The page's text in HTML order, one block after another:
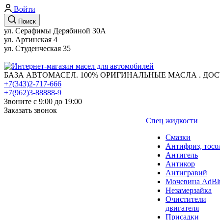
Войти
Поиск
ул. Серафимы Дерябиной 30А
ул. Артинская 4
ул. Студенческая 35
БАЗА АВТОМАСЕЛ. 100% ОРИГИНАЛЬНЫЕ МАСЛА .
+7(343)2-717-666
+7(962)3-88888-9
Звоните с 9:00 до 19:00
Заказать звонок
Спец жидкости
Смазки
Антифриз,
Антигель
Антикор
Антигравий
Мочевина
Незамерзайка
Очистители
двигателя
Присадки